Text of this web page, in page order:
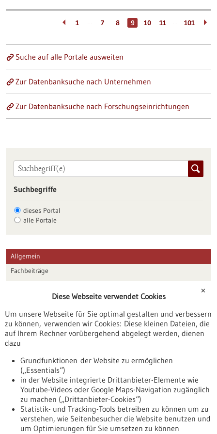
1 … 7 8 9 10 11 … 101
Suche auf alle Portale ausweiten
Zur Datenbanksuche nach Unternehmen
Zur Datenbanksuche nach Forschungseinrichtungen
Suchbegriffe
dieses Portal
alle Portale
Allgemein
Fachbeiträge
Veranstaltungen
Erscheinungsdatum
Nach oben
✕
Diese Webseite verwendet Cookies
Um unsere Webseite für Sie optimal gestalten und verbessern
zu können, verwenden wir Cookies: Diese kleinen Dateien, die
auf Ihrem Rechner vorübergehend abgelegt werden, dienen
dazu
Grundfunktionen der Website zu ermöglichen
(„Essentials“)
in der Website integrierte Drittanbieter-Elemente wie
Youtube-Videos oder Google Maps-Navigation zugänglich
zu machen („Drittanbieter-Cookies“)
Statistik- und Tracking-Tools betreiben zu können um zu
verstehen, wie Seitenbesucher die Website benutzen und
um Optimierungen für Sie umsetzen zu können